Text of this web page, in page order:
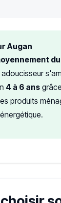
Augan
4 à 6 ans
produits